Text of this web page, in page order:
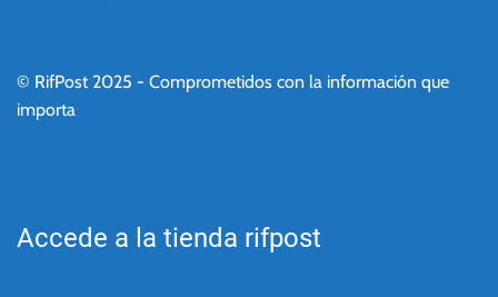
© RifPost 2025 - Comprometidos con la información que
importa
Accede a la tienda rifpost